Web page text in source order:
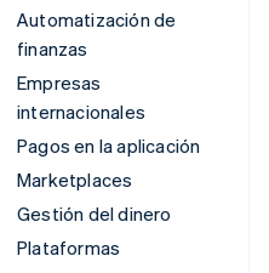
Automatización de
finanzas
Empresas
internacionales
Pagos en la aplicación
Marketplaces
Gestión del dinero
Plataformas